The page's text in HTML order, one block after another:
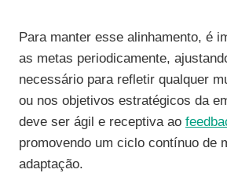
Para manter esse alinhamento, é
as metas periodicamente,
necessário para refletir qualquer
ou nos objetivos estratégicos da
deve ser ágil e receptiva ao
promovendo um ciclo contínuo de
adaptação.